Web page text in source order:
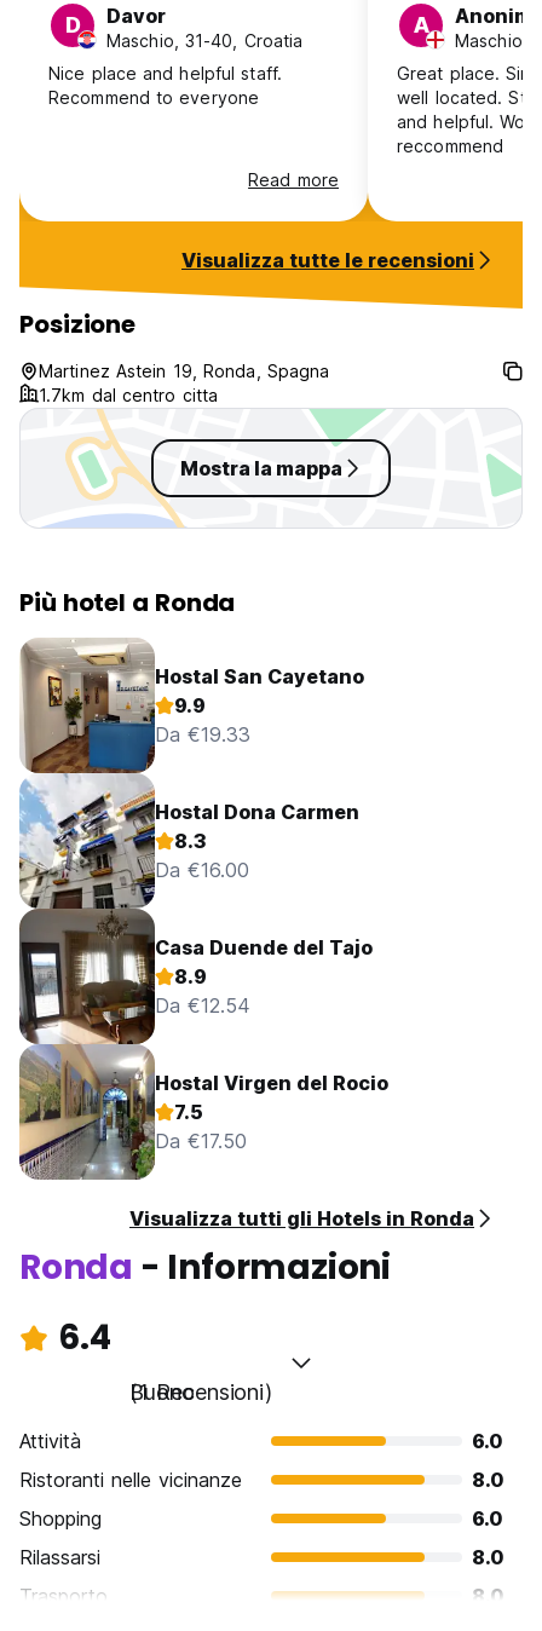
D Davor
Maschio, 31-40, Croatia
Nice place and helpful staff.
Recommend to everyone
Read more
A
Maschio,
Great place.
well located.
and helpful.
reccommend
Visualizza tutte le recensioni
Posizione
Martinez Astein 19, Ronda, Spagna
1.7km dal centro citta
Mostra la mappa
Più hotel a Ronda
Hostal San Cayetano
9.9
Da €19.33
Hostal Dona Carmen
8.3
Da €16.00
Casa Duende del Tajo
8.9
Da €12.54
Hostal Virgen del Rocio
7.5
Da €17.50
Visualizza tutti gli Hotels in Ronda
Ronda - Informazioni
6.4
Buono
(1 Recensioni)
Attività
6.0
Ristoranti nelle vicinanze
8.0
Shopping
6.0
Rilassarsi
8.0
Trasporto
8.0